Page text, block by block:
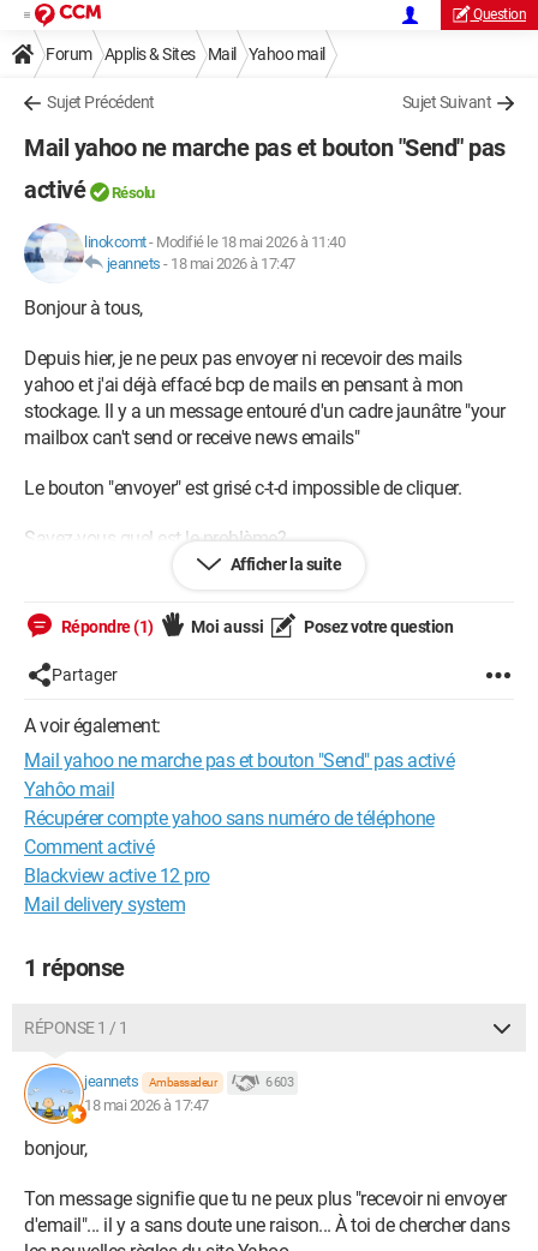
Question
Forum Applis & Sites Mail Yahoo mail
Sujet Précédent Sujet Suivant
Mail yahoo ne marche pas et bouton "Send" pas
activé
Résolu
linokcomt- Modifié le 18 mai 2026 à 11:40
jeannets - 18 mai 2026 à 17:47
Bonjour à tous,
Depuis hier, je ne peux pas envoyer ni recevoir des mails
yahoo et j'ai déjà effacé bcp de mails en pensant à mon
stockage. Il y a un message entouré d'un cadre jaunâtre "your
mailbox can't send or receive news emails"
Le bouton "envoyer" est grisé c-t-d impossible de cliquer.
Savez-vous quel est le problème?
Lino
Afficher la suite
Répondre (1) Moi aussi Posez votre question
Partager
A voir également:
Mail yahoo ne marche pas et bouton "Send" pas activé
Yahôo mail
Récupérer compte yahoo sans numéro de téléphone
Comment activé
Blackview active 12 pro
Mail delivery system
1 réponse
RÉPONSE 1 / 1
jeannets Ambassadeur 6 603
18 mai 2026 à 17:47
bonjour,
Ton message signifie que tu ne peux plus "recevoir ni envoyer
d'email"... il y a sans doute une raison... À toi de chercher dans